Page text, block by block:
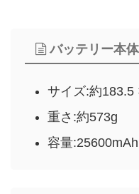
バッテリー本体
サイズ:約183.5
重さ:約573g
容量:25600mAh